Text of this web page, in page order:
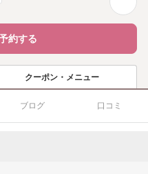
約する
クーポン・メニュー
ブログ 口コミ